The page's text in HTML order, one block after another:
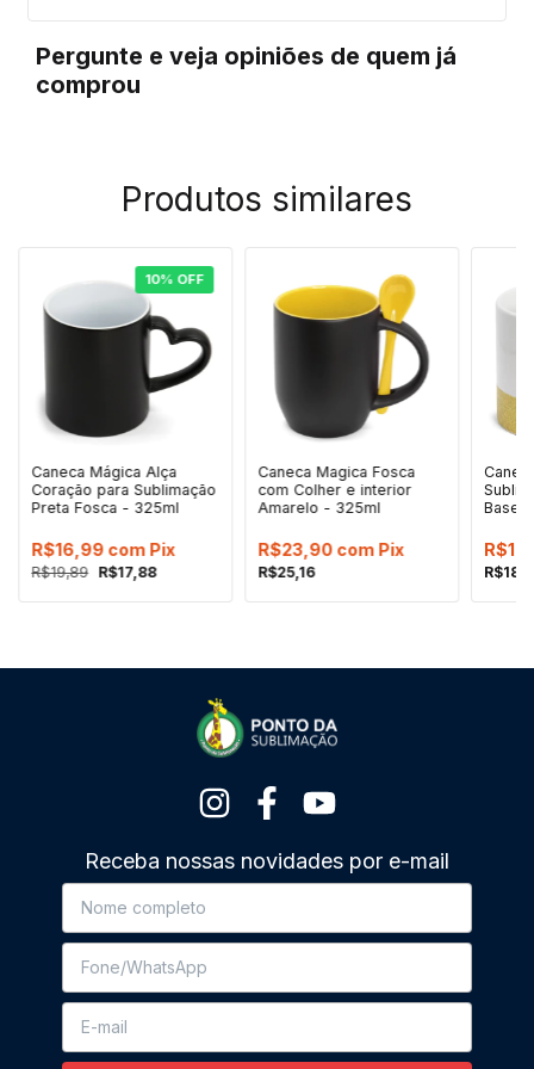
Pergunte e veja opiniões de quem já
comprou
Produtos similares
10% OFF
Caneca Mágica Alça
Coração para Sublimação
Preta Fosca - 325ml
R$19,89 R$17,88
R$16,99 com Pix
Caneca Magica Fosca
com Colher e interior
Amarelo - 325ml
R$25,16
R$23,90 com Pix
Base
Receba nossas novidades por e-mail